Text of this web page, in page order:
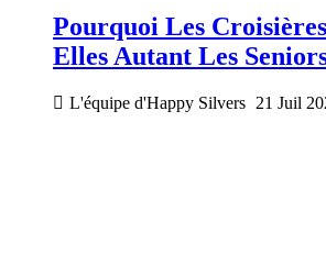
Pourquoi Les
Elles Autant Les
L'équipe d'Happy Silvers 21 Juil